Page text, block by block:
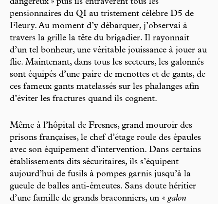
dangereux » puis ils entravèrent tous les
pensionnaires du QI au tristement célèbre D5 de
Fleury. Au moment d’y débarquer, j’observai à
travers la grille la tête du brigadier. Il rayonnait
d’un tel bonheur, une véritable jouissance à jouer au
flic. Maintenant, dans tous les secteurs, les galonnés
sont équipés d’une paire de menottes et de gants, de
ces fameux gants matelassés sur les phalanges afin
d’éviter les fractures quand ils cognent.
Même à l’hôpital de Fresnes, grand mouroir des
prisons françaises, le chef d’étage roule des épaules
avec son équipement d’intervention. Dans certains
établissements dits sécuritaires, ils s’équipent
aujourd’hui de fusils à pompes garnis jusqu’à la
gueule de balles anti-émeutes. Sans doute héritier
d’une famille de grands braconniers, un « galon